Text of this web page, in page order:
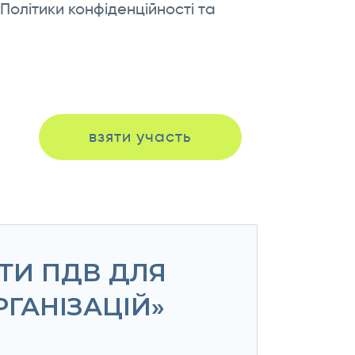
конфіденційності та
взяти участь
ПДВ ДЛЯ